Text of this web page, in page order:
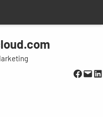
Mail